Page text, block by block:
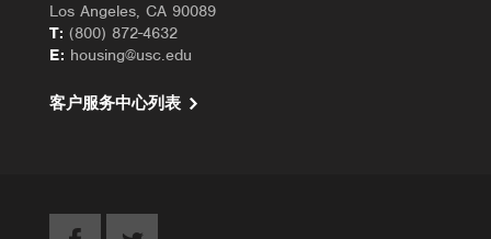
Los Angeles, CA 90089
T: (800) 872-4632
E: housing@usc.edu
客户服务中心列表